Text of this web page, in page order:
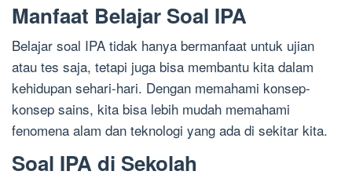
Manfaat Belajar Soal IPA
Belajar soal IPA tidak hanya bermanfaat untuk ujian
atau tes saja, tetapi juga bisa membantu kita dalam
kehidupan sehari-hari. Dengan memahami konsep-
konsep sains, kita bisa lebih mudah memahami
fenomena alam dan teknologi yang ada di sekitar kita.
Soal IPA di Sekolah